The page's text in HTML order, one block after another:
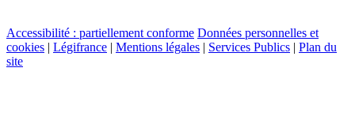
Accessibilité : partiellement conforme Données personnelles et
cookies | Légifrance | Mentions légales | Services Publics | Plan du
site